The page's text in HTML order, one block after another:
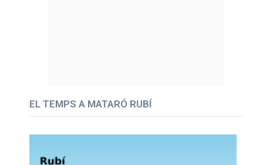
EL TEMPS A MATARÓ RUBÍ